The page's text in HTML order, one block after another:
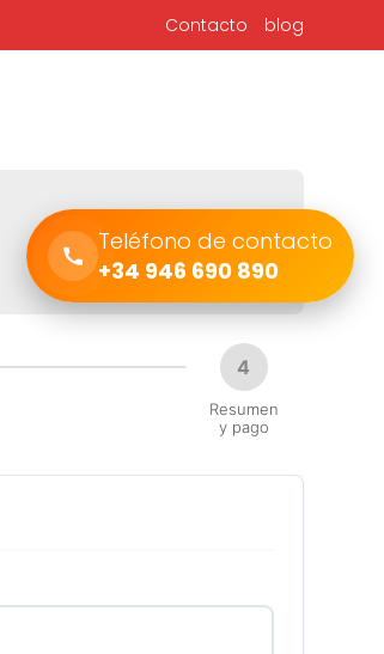
Teléfono de contacto
+34 946 690 890
Contacto blog
4
Resumen
y pago